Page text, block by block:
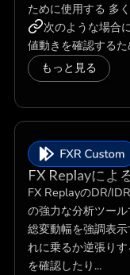
ために使用する 多
次のような場合
値動きを確認する
もっと見る
FX Replayによ
FX ReplayのDR/
の強力な分析ツー
総変動幅を強調表
れに乗るか逆張り
を確認したり...